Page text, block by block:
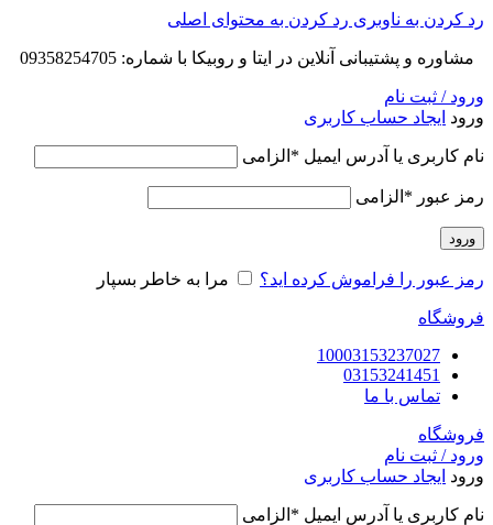
رد کردن به ناوبری رد کردن به محتوای اصلی
مشاوره و پشتیبانی آنلاین در ایتا و روبیکا با شماره: 09358254705
ورود / ثبت نام
ورود ایجاد حساب کاربری
نام کاربری یا آدرس ایمیل * الزامی
رمز عبور * الزامی
ورود
رمز عبور را فراموش کرده اید؟ مرا به خاطر بسپار
فروشگاه
10003153237027
03153241451
تماس با ما
فروشگاه
ورود / ثبت نام
ورود ایجاد حساب کاربری
نام کاربری یا آدرس ایمیل * الزامی